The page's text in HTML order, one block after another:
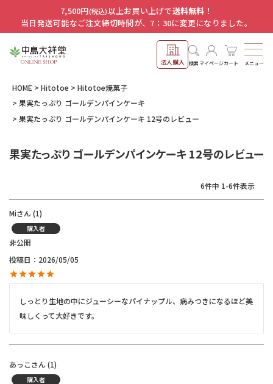
7,500円(税込)以上お買い上げで送料無料！
当日発送可能なご注文締切時間が、7：30に変更になりました。
法人購入 検索マイページカート メニュー
HOME Hitotoe
Hitotoe焼菓子
果実たっぷり ゴールデンパインケーキ
果実たっぷり ゴールデンパインケーキ 12号のレビュー
果実たっぷり ゴールデンパインケーキ 12号のレビュー
6件中 1-6件表示
Mi 1
購入者
非公開
投稿日
2026/05/05
しっとり生地の中にジューシーなパイナップル、病みつきになるほど美
味しくって大好きです。
あっこ 1
購入者